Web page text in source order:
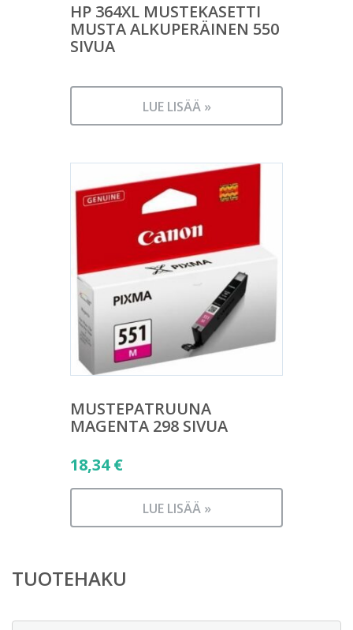
HP 364XL MUSTEKASETTI
MUSTA ALKUPERÄINEN 550
SIVUA
LUE LISÄÄ »
MUSTEPATRUUNA
MAGENTA 298 SIVUA
18,34€
LUE LISÄÄ »
TUOTEHAKU